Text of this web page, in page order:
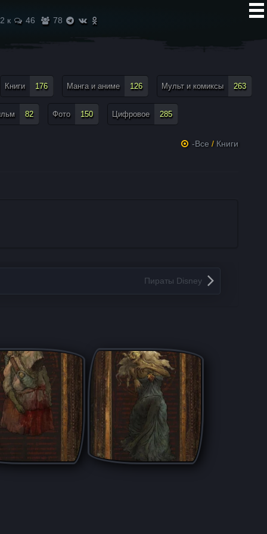
2 к 46 78
Книги 176 Манга и аниме 126 Мульт и комиксы 263
82 Фото 150 Цифровое 285
-Все / Книги
Пираты Disney